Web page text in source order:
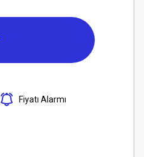
Fiyatı Alarmı